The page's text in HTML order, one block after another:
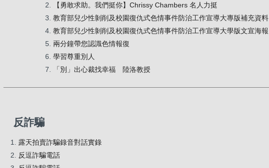
【勇敢求助。我們挺你】Chrissy Chambers 名人力挺
教育部兒少性剝削及校園復仇式色情事件防治工作宣導大專版補充資料
教育部兒少性剝削及校園復仇式色情事件防治工作宣導大學版文宣海報
兩分鐘帶您認識色情報復
學習尊重別人
「別」出心裁找幸福 陸洛教授
反詐騙
露天拍賣詐騙錄音對話實錄
反逗詐騙電話